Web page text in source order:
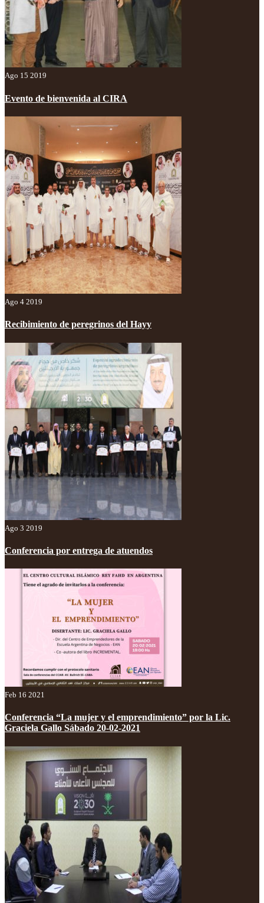
Ago 15 2019
Evento de bienvenida al CIRA
Ago 4 2019
Recibimiento de peregrinos del Hayy
Ago 3 2019
Conferencia por entrega de atuendos
Feb 16 2021
Conferencia “La mujer y el emprendimiento” por la Lic.
Graciela Gallo Sábado 20-02-2021